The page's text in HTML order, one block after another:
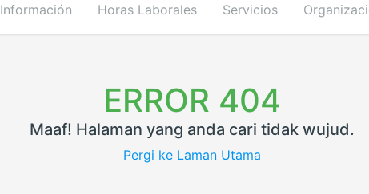
Información Horas Laborales Servicios
ERROR 404
Maaf! Halaman yang anda cari tidak wujud.
Pergi ke Laman Utama